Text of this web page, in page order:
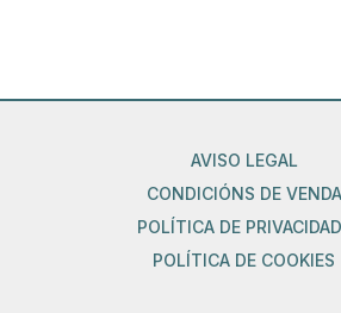
AVISO LEGAL
CONDICIÓNS DE VENDA
POLÍTICA DE
POLÍTICA DE COOKIES